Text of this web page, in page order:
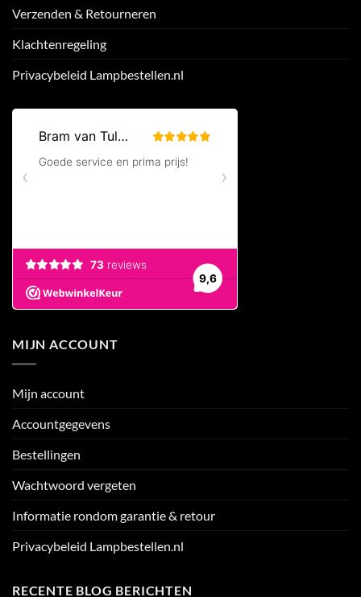
Verzenden & Retourneren
Klachtenregeling
Privacybeleid Lampbestellen.nl
MIJN ACCOUNT
Mijn account
Accountgegevens
Bestellingen
Wachtwoord vergeten
Informatie rondom garantie & retour
Privacybeleid Lampbestellen.nl
RECENTE BLOG BERICHTEN